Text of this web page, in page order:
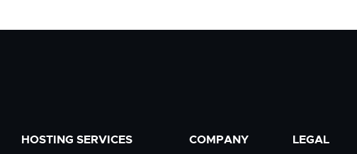
HOSTING SERVICES COMPANY LEGAL